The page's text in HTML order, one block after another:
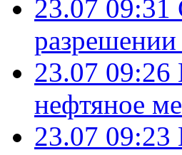
23.07 09:31
23.07 09:26
нефтяное
23.07 09:23